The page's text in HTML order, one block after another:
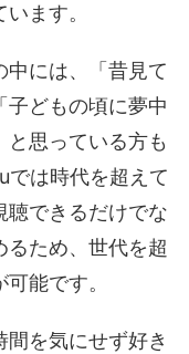
ます。
中には、「昔見て
子どもの頃に夢中
思っている方も
では時代を超えて
聴できるだけでな
るため、世代を超
能です。
を気にせず好き